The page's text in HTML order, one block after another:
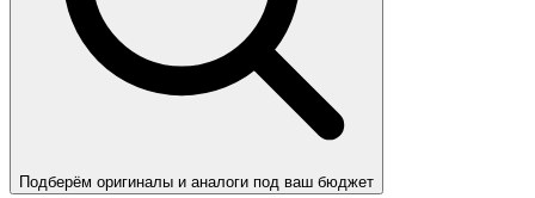
Подберём оригиналы и аналоги под ваш бюджет